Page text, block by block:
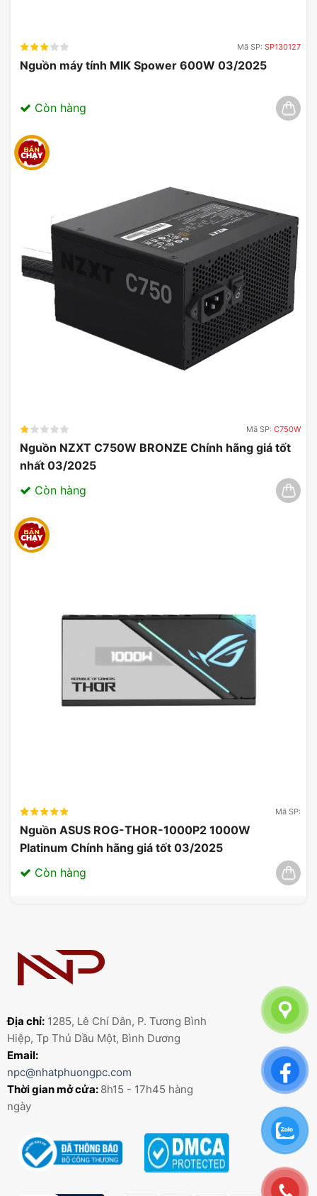
Mã SP: SP130127
Nguồn máy tính MIK Spower 600W 03/2025
Còn hàng
Mã SP: C750W
Nguồn NZXT C750W BRONZE Chính hãng giá tốt
nhất 03/2025
Còn hàng
Mã SP:
Nguồn ASUS ROG-THOR-1000P2 1000W
Platinum Chính hãng giá tốt 03/2025
Còn hàng
Địa chỉ: 1285, Lê Chí Dân, P. Tương Bình
Hiệp, Tp Thủ Dầu Một, Bình Dương
Email:
npc@nhatphuongpc.com
Thời gian mở cửa: 8h15 - 17h45 hàng
ngày